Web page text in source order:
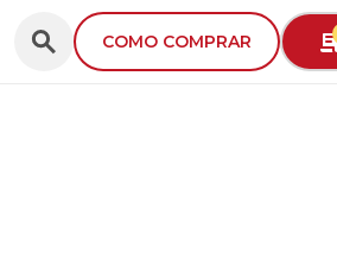
COMO COMPRAR